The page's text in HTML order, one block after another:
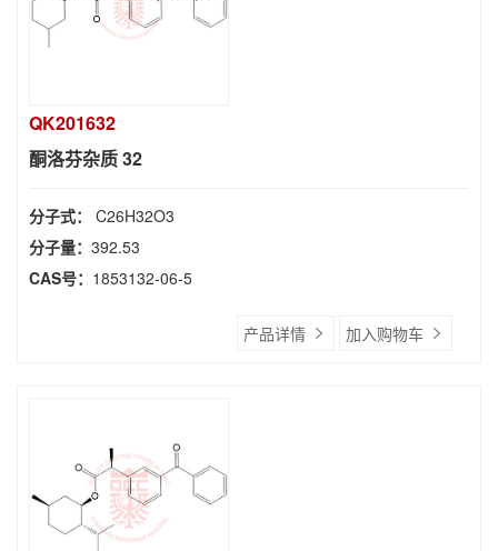
QK201632
酮洛芬杂质 32
分子式： C26H32O3
分子量： 392.53
CAS号： 1853132-06-5
产品详情 加入购物车